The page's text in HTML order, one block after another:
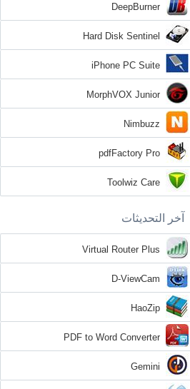
DeepBurner
Hard Disk Sentinel
iPhone PC Suite
MorphVOX Junior
Nimbuzz
pdfFactory Pro
Toolwiz Care
آخر التحديثات
Virtual Router Plus
D-ViewCam
HaoZip
PDF to Word Converter
Gemini